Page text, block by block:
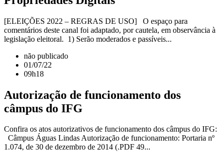
[ELEIÇÕES 2022 – REGRAS DE USO] O espaço para
comentários deste canal foi adaptado, por cautela, em observância à
legislação eleitoral. 1) Serão moderados e passíveis...
não publicado
01/07/22
09h18
Autorização de funcionamento dos
câmpus do IFG
Confira os atos autorizativos de funcionamento dos câmpus do IFG:
Câmpus Águas Lindas Autorização de funcionamento: Portaria nº
1.074, de 30 de dezembro de 2014 (.PDF 49...